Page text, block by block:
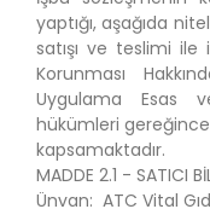
yaptığı, aşağıda
satışı ve teslimi ile
Korunması
Uygulama Esas
hükümleri
kapsamaktadır.
MADDE 2.1 - SATICI
Ünvan: ATC Vital